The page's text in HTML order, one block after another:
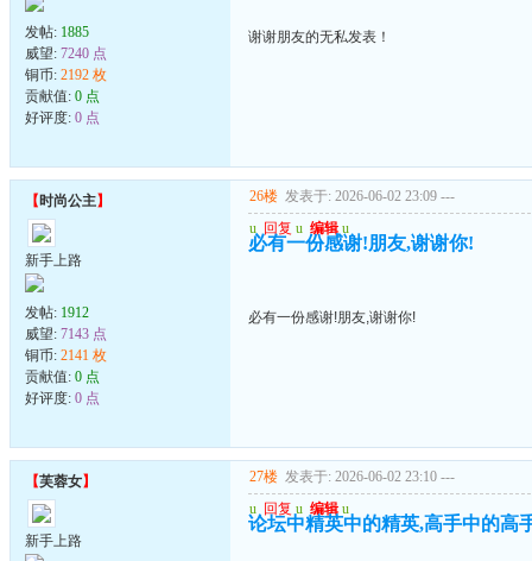
发帖: 1885
威望: 7240 点
铜币: 2192 枚
贡献值: 0 点
好评度: 0 点
谢谢朋友的无私发表！
【时尚公主】
新手上路
发帖: 1912
威望: 7143 点
铜币: 2141 枚
贡献值: 0 点
好评度: 0 点
26楼 发表于: 2026-06-02 23:09 ---
u 回复 u 编辑 u
必有一份感谢!朋友,谢谢你!
必有一份感谢!朋友,谢谢你!
【芙蓉女】
新手上路
27楼 发表于: 2026-06-02 23:10 ---
u 回复 u 编辑 u
论坛中精英中的精英,高手中的高